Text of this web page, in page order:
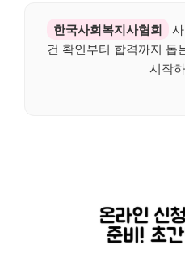
한국사회복지사협회
건 확인부터 합격까지 돕
시작